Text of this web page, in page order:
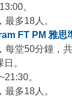
。
最多18人。
FT PM 雅思
每堂50分鐘，共
。
。
最多18人。